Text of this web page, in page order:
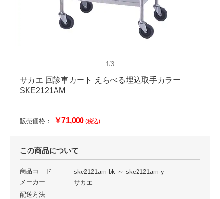
1/3
サカエ 回診車カート えらべる埋込取手カラー
SKE2121AM
販売価格： ￥71,000(税込)
この商品について
商品コード
ske2121am-bk ～ ske2121am-y
メーカー
サカエ
配送方法